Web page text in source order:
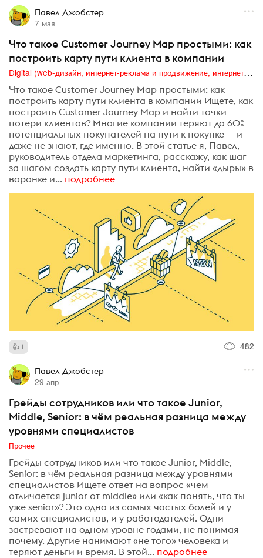
Павел Джобстер
7 мая
Что такое Customer Journey Map простыми: как
построить карту пути клиента в компании
Digital (web-дизайн, интернет-реклама и продвижение, интернет-сообщества и блоги, интернет-коммуникации, мобильный маркетинг, реклама на цифровых экранах)
Что такое Customer Journey Map простыми: как
построить карту пути клиента в компании Ищете, как
построить Customer Journey Map и найти точки
потери клиентов? Многие компании теряют до 60%
потенциальных покупателей на пути к покупке — и
даже не знают, где именно. В этой статье я, Павел,
руководитель отдела маркетинга, расскажу, как шаг
за шагом создать карту пути клиента, найти «дыры» в
воронке и... подробнее
1 482
Павел Джобстер
29 апр
Грейды сотрудников или что такое Junior,
Middle, Senior: в чём реальная разница между
уровнями специалистов
Прочее
Грейды сотрудников или что такое Junior, Middle,
Senior: в чём реальная разница между уровнями
специалистов Ищете ответ на вопрос «чем
отличается junior от middle» или «как понять, что ты
уже senior»? Это одна из самых частых болей и у
самих специалистов, и у работодателей. Одни
застревают на одном уровне годами, не понимая
почему. Другие нанимают «не того» человека и
теряют деньги и время. В этой... подробнее